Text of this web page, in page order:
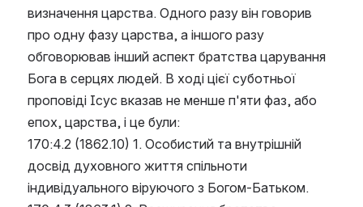
визначення царства. Одного разу він говорив
про одну фазу царства, а іншого разу
обговорював інший аспект братства царування
Бога в серцях людей. В ході цієї суботньої
проповіді Ісус вказав не менше п'яти фаз, або
епох, царства, і це були:
170:4.2 (1862.10) 1. Особистий та внутрішній
досвід духовного життя спільноти
індивідуального віруючого з Богом-Батьком.